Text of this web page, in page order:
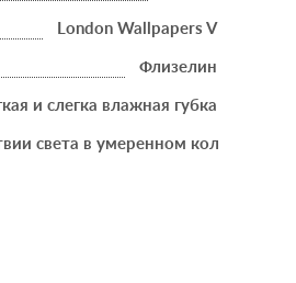
London Wallpapers V
Флизелин
и слегка влажная губка
света в умеренном количестве